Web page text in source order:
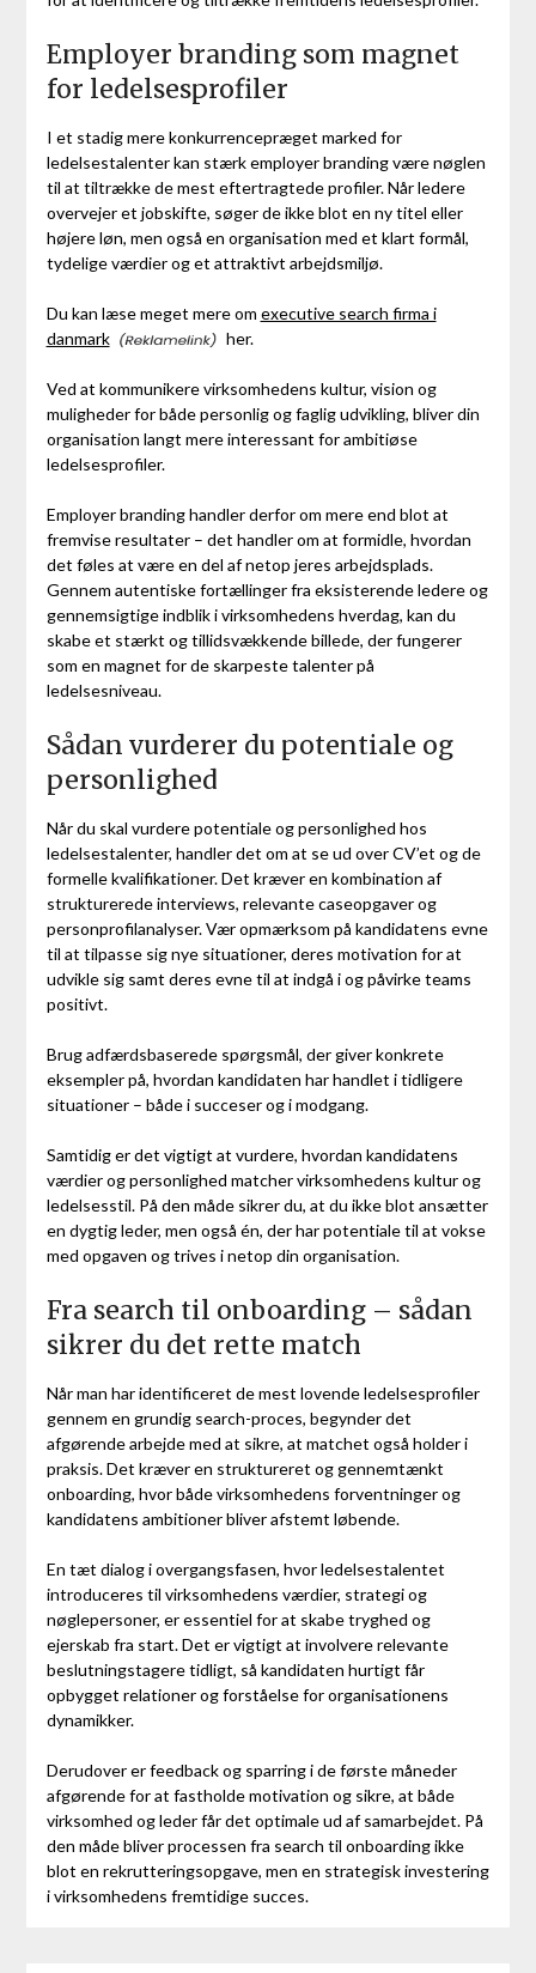
Employer branding som magnet
for ledelsesprofiler
I et stadig mere konkurrencepræget marked for
ledelsestalenter kan stærk employer branding være nøglen
til at tiltrække de mest eftertragtede profiler. Når ledere
overvejer et jobskifte, søger de ikke blot en ny titel eller
højere løn, men også en organisation med et klart formål,
tydelige værdier og et attraktivt arbejdsmiljø.
Du kan læse meget mere om executive search firma i
danmark
her.
Ved at kommunikere virksomhedens kultur, vision og
muligheder for både personlig og faglig udvikling, bliver din
organisation langt mere interessant for ambitiøse
ledelsesprofiler.
Employer branding handler derfor om mere end blot at
fremvise resultater – det handler om at formidle, hvordan
det føles at være en del af netop jeres arbejdsplads.
Gennem autentiske fortællinger fra eksisterende ledere og
gennemsigtige indblik i virksomhedens hverdag, kan du
skabe et stærkt og tillidsvækkende billede, der fungerer
som en magnet for de skarpeste talenter på
ledelsesniveau.
Sådan vurderer du potentiale og
personlighed
Når du skal vurdere potentiale og personlighed hos
ledelsestalenter, handler det om at se ud over CV’et og de
formelle kvalifikationer. Det kræver en kombination af
strukturerede interviews, relevante caseopgaver og
personprofilanalyser. Vær opmærksom på kandidatens evne
til at tilpasse sig nye situationer, deres motivation for at
udvikle sig samt deres evne til at indgå i og påvirke teams
positivt.
Brug adfærdsbaserede spørgsmål, der giver konkrete
eksempler på, hvordan kandidaten har handlet i tidligere
situationer – både i succeser og i modgang.
Samtidig er det vigtigt at vurdere, hvordan kandidatens
værdier og personlighed matcher virksomhedens kultur og
ledelsesstil. På den måde sikrer du, at du ikke blot ansætter
en dygtig leder, men også én, der har potentiale til at vokse
med opgaven og trives i netop din organisation.
Fra search til onboarding – sådan
sikrer du det rette match
Når man har identificeret de mest lovende ledelsesprofiler
gennem en grundig search-proces, begynder det
afgørende arbejde med at sikre, at matchet også holder i
praksis. Det kræver en struktureret og gennemtænkt
onboarding, hvor både virksomhedens forventninger og
kandidatens ambitioner bliver afstemt løbende.
En tæt dialog i overgangsfasen, hvor ledelsestalentet
introduceres til virksomhedens værdier, strategi og
nøglepersoner, er essentiel for at skabe tryghed og
ejerskab fra start. Det er vigtigt at involvere relevante
beslutningstagere tidligt, så kandidaten hurtigt får
opbygget relationer og forståelse for organisationens
dynamikker.
Derudover er feedback og sparring i de første måneder
afgørende for at fastholde motivation og sikre, at både
virksomhed og leder får det optimale ud af samarbejdet. På
den måde bliver processen fra search til onboarding ikke
blot en rekrutteringsopgave, men en strategisk investering
i virksomhedens fremtidige succes.